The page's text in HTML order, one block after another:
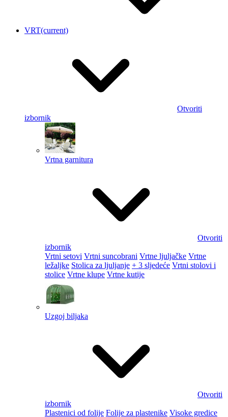
VRT(current)
Otvoriti
izbornik
Vrtna garnitura
Otvoriti
izbornik
Vrtni setovi Vrtni suncobrani Vrtne ljuljačke Vrtne
ležaljke Stolica za ljuljanje + 3 sljedeće Vrtni stolovi i
stolice Vrtne klupe Vrtne kutije
Uzgoj biljaka
Otvoriti
izbornik
Plastenici od folije Folije za plastenike Visoke gredice